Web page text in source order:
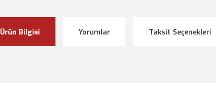
Ürün Bilgisi Yorumlar Taksit Seçenekleri